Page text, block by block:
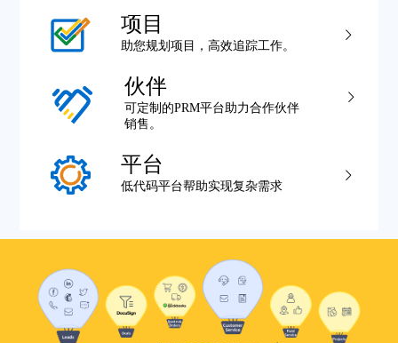
项目
助您规划项目，高效追踪工作。
伙伴
可定制的PRM平台助力合作伙伴
销售。
平台
低代码平台帮助实现复杂需求